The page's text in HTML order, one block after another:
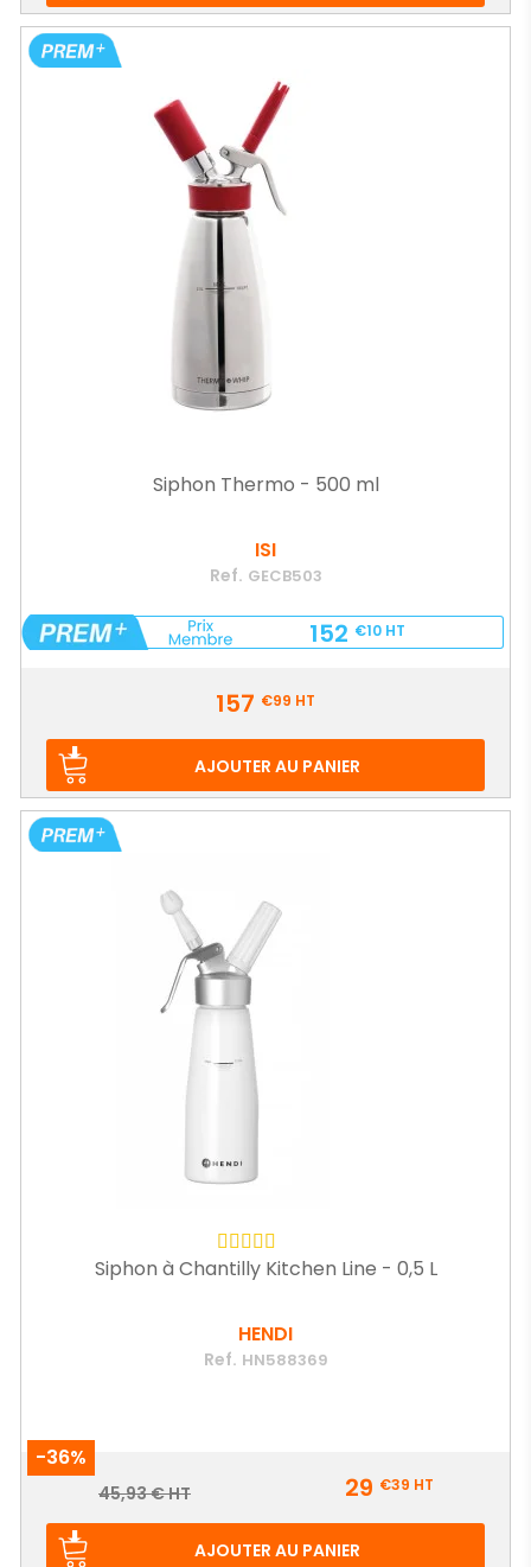
Siphon Thermo - 500 ml
ISI
Ref. GECB503
152 €10HT
157 €99 HT
AJOUTER AU PANIER
Siphon à Chantilly Kitchen Line - 0,5 L
HENDI
Ref. HN588369
-36%
Prix
Prix
45,93 € HT 29 €39 HT
AJOUTER AU PANIER